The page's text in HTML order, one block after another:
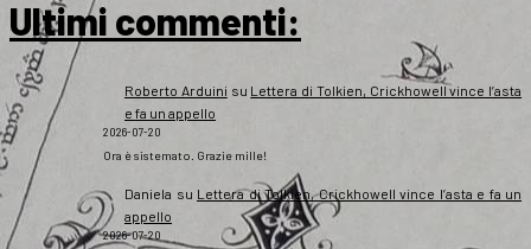
Ultimi commenti:
Roberto Arduini su Lettera di Tolkien, Crickhowell vince l’asta
e fa un appello
2026-07-20
Ora è sistemato. Grazie mille!
Daniela su Lettera di Tolkien, Crickhowell vince l’asta e fa un
appello
2026-07-20